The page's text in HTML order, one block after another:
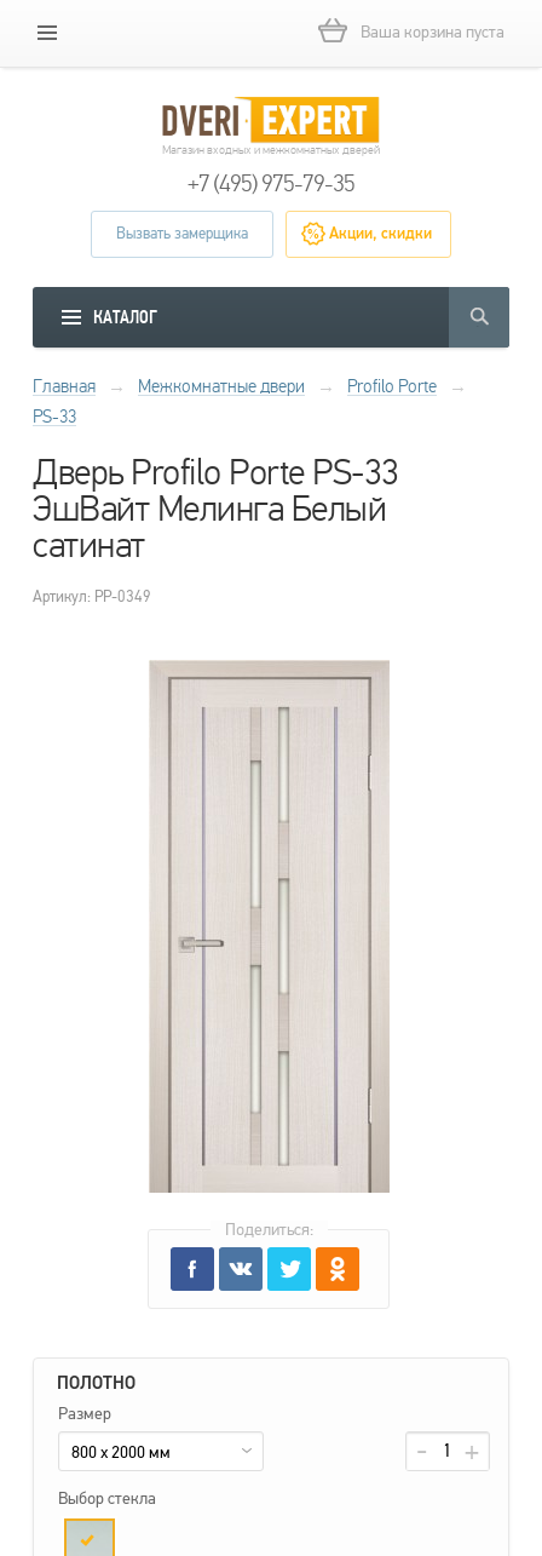
Ваша корзина пуста
Магазин входных и межкомнатных дверей
+7 (495) 975-79-35
Вызвать замерщика Акции, скидки
КАТАЛОГ
Главная → Межкомнатные двери → Profilo Porte
→
PS-33
Дверь Profilo Porte PS-33
ЭшВайт Мелинга Белый
сатинат
Артикул: PP-0349
ПОЛОТНО
Размер
800 x 2000 мм
Выбор стекла
Поделиться: